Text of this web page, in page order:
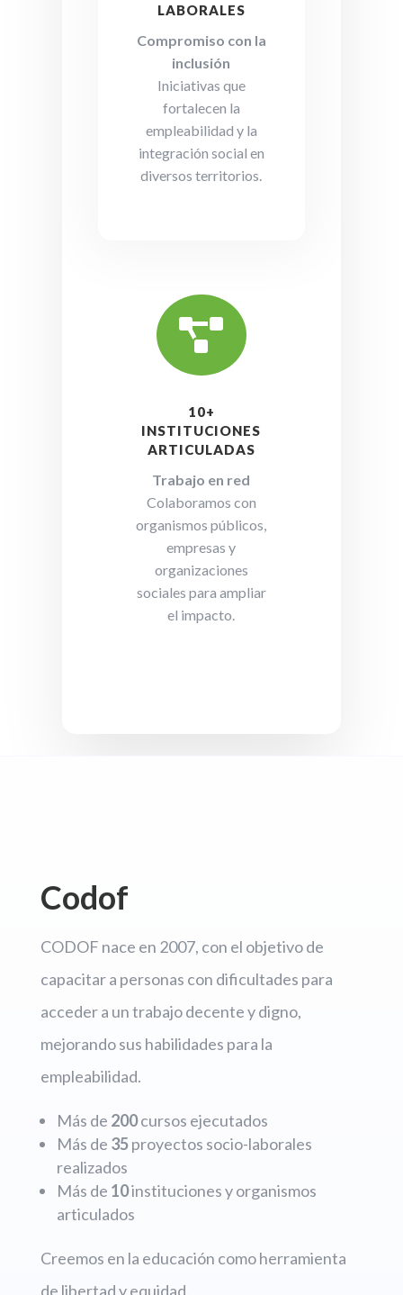
LABORALES
Compromiso con la
inclusión
Iniciativas que
fortalecen la
empleabilidad y la
integración social en
diversos territorios.

10+
INSTITUCIONES
ARTICULADAS
Trabajo en red
Colaboramos con
organismos públicos,
empresas y
organizaciones
sociales para ampliar
el impacto.
Codof
CODOF nace en 2007, con el objetivo de
capacitar a personas con dificultades para
acceder a un trabajo decente y digno,
mejorando sus habilidades para la
empleabilidad.
Más de 200cursos ejecutados
Más de 35proyectos socio-laborales
realizados
Más de 10instituciones y organismos
articulados
Creemos en la educación como herramienta
de libertad y equidad.